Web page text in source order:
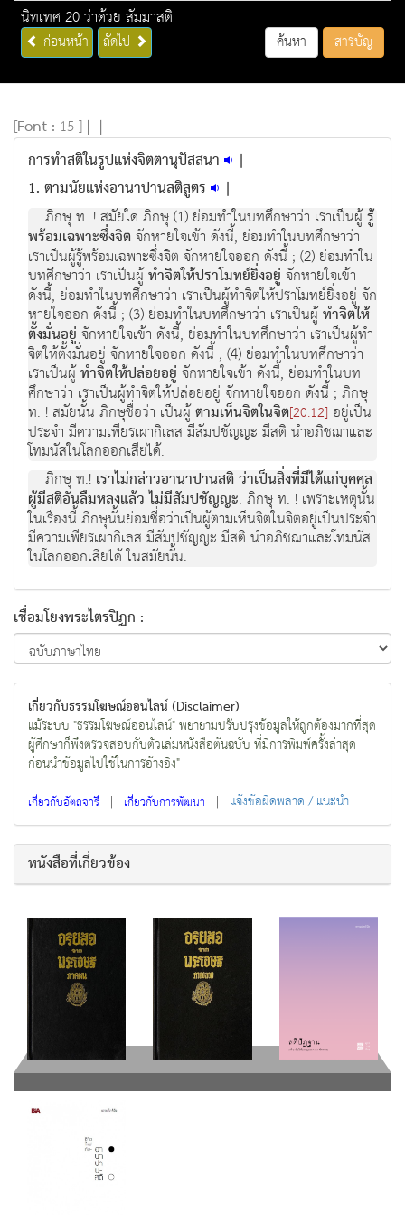
นิทเทศ 20 ว่าด้วย สัมมาสติ
ก่อนหน้า ถัดไป ค้นหา สารบัญ
[Font : 15 ] | |
การทำสติในรูปแห่งจิตตานุปัสสนา
|
1. ตามนัยแห่งอานาปานสติสูตร
|
ภิกษุ ท. ! สมัยใด ภิกษุ (1) ย่อมทำในบทศึกษาว่า เราเป็นผู้รู้
พร้อมเฉพาะซึ่งจิตจักหายใจเข้า ดังนี้, ย่อมทำในบทศึกษาว่า
เราเป็นผู้รู้พร้อมเฉพาะซึ่งจิต จักหายใจออก ดังนี้ ; (2) ย่อมทำใน
บทศึกษาว่า เราเป็นผู้ทำจิตให้ปราโมทย์ยิ่งอยู่ จักหายใจเข้า
ดังนี้, ย่อมทำในบทศึกษาว่า เราเป็นผู้ทำจิตให้ปราโมทย์ยิ่งอยู่ จัก
หายใจออก ดังนี้ ; (3) ย่อมทำในบทศึกษาว่า เราเป็นผู้ทำจิตให้
ตั้งมั่นอยู่จักหายใจเข้า ดังนี้, ย่อมทำในบทศึกษาว่า เราเป็นผู้ทำ
จิตให้ตั้งมั่นอยู่ จักหายใจออก ดังนี้ ; (4) ย่อมทำในบทศึกษาว่า
เราเป็นผู้ทำจิตให้ปล่อยอยู่ จักหายใจเข้า ดังนี้, ย่อมทำในบท
ศึกษาว่า เราเป็นผู้ทำจิตให้ปล่อยอยู่ จักหายใจออก ดังนี้ ; ภิกษุ
ท. ! สมัยนั้น ภิกษุชื่อว่า เป็นผู้ตามเห็นจิตในจิต[20.12] อยู่เป็น
ประจำ มีความเพียรเผากิเลส มีสัมปชัญญะ มีสติ นำอภิชฌาและ
โทมนัสในโลกออกเสียได้.
ภิกษุ ท.! เราไม่กล่าวอานาปานสติ ว่าเป็นสิ่งที่มีได้แก่บุคคล
ผู้มีสติอันลืมหลงแล้ว ไม่มีสัมปชัญญะ. ภิกษุ ท. ! เพราะเหตุนั้น
ในเรื่องนี้ ภิกษุนั้นย่อมชื่อว่าเป็นผู้ตามเห็นจิตในจิตอยู่เป็นประจำ
มีความเพียรเผากิเลส มีสัมปชัญญะ มีสติ นำอภิชฌาและโทมนัส
ในโลกออกเสียได้ ในสมัยนั้น.
เชื่อมโยงพระไตรปิฏก :
เกี่ยวกับธรรมโฆษณ์ออนไลน์ (Disclaimer)
แม้ระบบ "ธรรมโฆษณ์ออนไลน์" พยายามปรับปรุงข้อมูลให้ถูกต้องมากที่สุด
ผู้ศึกษาก็พึงตรวจสอบกับตัวเล่มหนังสือต้นฉบับ ที่มีการพิมพ์ครั้งล่าสุด
ก่อนนำข้อมูลไปใช้ในการอ้างอิง"
เกี่ยวกับอัตถจารี | เกี่ยวกับการพัฒนา | แจ้งข้อผิดพลาด / แนะนำ
หนังสือที่เกี่ยวข้อง